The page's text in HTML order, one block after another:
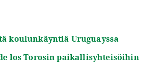
koulunkäyntiä Uruguayssa
los Torosin paikallisyhteisöihin